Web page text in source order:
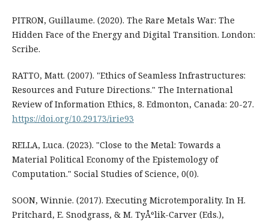
PITRON, Guillaume. (2020). The Rare Metals War: The
Hidden Face of the Energy and Digital Transition. London:
Scribe.
RATTO, Matt. (2007). "Ethics of Seamless Infrastructures:
Resources and Future Directions." The International
Review of Information Ethics, 8. Edmonton, Canada: 20-27.
https://doi.org/10.29173/irie93
RELLA, Luca. (2023). "Close to the Metal: Towards a
Material Political Economy of the Epistemology of
Computation." Social Studies of Science, 0(0).
SOON, Winnie. (2017). Executing Microtemporality. In H.
Pritchard, E. Snodgrass, & M. TyÅºlik-Carver (Eds.),